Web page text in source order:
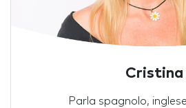
Cristina
Parla spagnolo,